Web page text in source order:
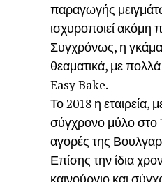
παραγωγής
ισχυροποιεί ακόμη
Συγχρόνως, η
θεαματικά, με
Easy Bake.
Το 2018 η εταιρεία,
σύγχρονο μύλο στο
αγορές της
Επίσης την ίδια
καινούργιο και